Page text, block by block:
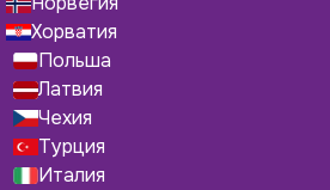
Хорватия
Польша
Латвия
Чехия
Турция
Италия